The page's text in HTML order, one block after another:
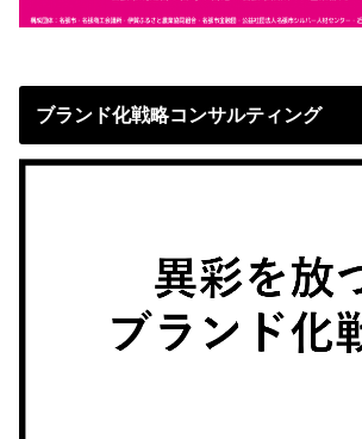
ブランド化戦略コンサルティング